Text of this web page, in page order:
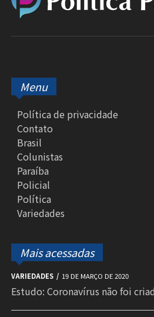
Menu
Política de privacidade
Contato
Brasil
Colunistas
Paraíba
Policial
Política
Variedades
Mais acessadas
VARIEDADES 19 DE MARÇO DE 2020
Estudo: Coronavírus não foi